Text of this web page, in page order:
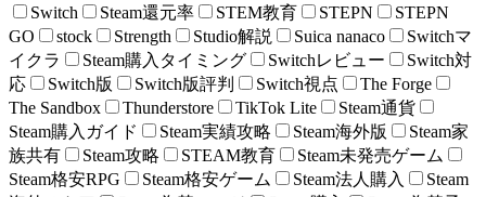
Switch
Steam還元率 STEM教育 STEPN
STEPN
GO
stock Strength Studio解説 Suica nanaco
Switchマ
イクラ
Steam購入タイミング Switchレビュー
Switch対
応
Switch版 Switch版評判 Switch視点
The Forge
The Sandbox
Thunderstore TikTok Lite
Steam通貨
Steam購入ガイド
Steam実績攻略 Steam海外版
Steam家
族共有
Steam攻略 STEAM教育
Steam未発売ゲーム
Steam格安RPG
Steam格安ゲーム Steam法人購入
Steam